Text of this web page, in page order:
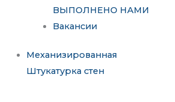
ВЫПОЛНЕНО НАМИ
Вакансии
Механизированная
Штукатурка стен